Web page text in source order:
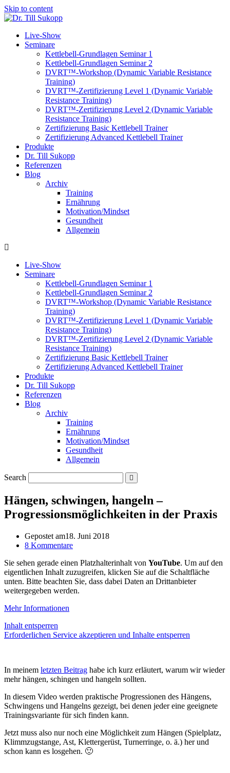
Skip to content
Live-Show
Seminare
Kettlebell-Grundlagen Seminar 1
Kettlebell-Grundlagen Seminar 2
DVRT™-Workshop (Dynamic Variable Resistance
Training)
DVRT™-Zertifizierung Level 1 (Dynamic Variable
Resistance Training)
DVRT™-Zertifizierung Level 2 (Dynamic Variable
Resistance Training)
Zertifizierung Basic Kettlebell Trainer
Zertifizierung Advanced Kettlebell Trainer
Produkte
Dr. Till Sukopp
Referenzen
Blog
Archiv
Training
Ernährung
Motivation/Mindset
Gesundheit
Allgemein
Live-Show
Seminare
Kettlebell-Grundlagen Seminar 1
Kettlebell-Grundlagen Seminar 2
DVRT™-Workshop (Dynamic Variable Resistance
Training)
DVRT™-Zertifizierung Level 1 (Dynamic Variable
Resistance Training)
DVRT™-Zertifizierung Level 2 (Dynamic Variable
Resistance Training)
Zertifizierung Basic Kettlebell Trainer
Zertifizierung Advanced Kettlebell Trainer
Produkte
Dr. Till Sukopp
Referenzen
Blog
Archiv
Training
Ernährung
Motivation/Mindset
Gesundheit
Allgemein
Search
Hängen, schwingen, hangeln –
Progressionsmöglichkeiten in der Praxis
Gepostet am18. Juni 2018
8 Kommentare
Sie sehen gerade einen Platzhalterinhalt von YouTube. Um auf den
eigentlichen Inhalt zuzugreifen, klicken Sie auf die Schaltfläche
unten. Bitte beachten Sie, dass dabei Daten an Drittanbieter
weitergegeben werden.
Mehr Informationen
Inhalt entsperren
Erforderlichen Service akzeptieren und Inhalte entsperren
In meinem letzten Beitrag habe ich kurz erläutert, warum wir wieder
mehr hängen, schingen und hangeln sollten.
In diesem Video werden praktische Progressionen des Hängens,
Schwingens und Hangelns gezeigt, bei denen jeder eine geeignete
Trainingsvariante für sich finden kann.
Jetzt muss also nur noch eine Möglichkeit zum Hängen (Spielplatz,
Klimmzugstange, Ast, Klettergerüst, Turnerringe, o. ä.) her und
schon kann es losgehen. 🙂